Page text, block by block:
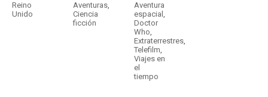
Reino
Unido
Aventuras,
Ciencia
ficción
Aventura
espacial ,
Doctor
Who,
Extraterrestres,
Telefilm,
Viajes en
el
tiempo